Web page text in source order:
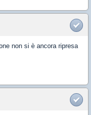
non si è ancora ripresa